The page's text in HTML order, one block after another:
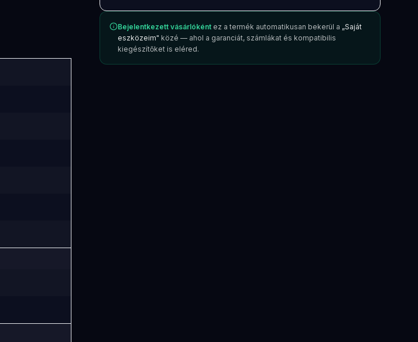
Bejelentkezett vásárlóként ez a termék automatikusan bekerül a „Saját
eszközeim" közé — ahol a garanciát, számlákat és kompatibilis
kiegészítőket is eléred.